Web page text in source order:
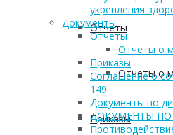
Отчеты
Отчеты о
Приказы
укрепления
Документы
Отчеты
Отчеты о
Приказы
Соглашение о
149
Документы по
ДОКУМЕНТЫ ПО